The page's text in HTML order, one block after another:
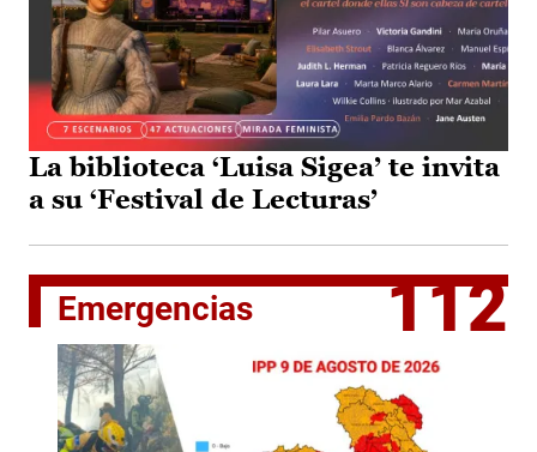
La biblioteca ‘Luisa Sigea’ te invita
a su ‘Festival de Lecturas’
Emergencias 112